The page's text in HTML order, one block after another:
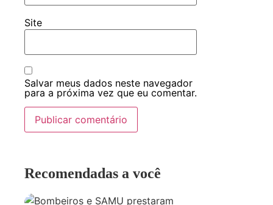
Site
Salvar meus dados neste navegador
para a próxima vez que eu comentar.
Recomendadas a você